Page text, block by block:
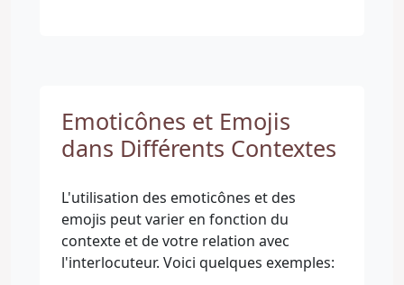
Emoticônes et Emojis
dans Différents Contextes
L'utilisation des emoticônes et des
emojis peut varier en fonction du
contexte et de votre relation avec
l'interlocuteur. Voici quelques exemples: